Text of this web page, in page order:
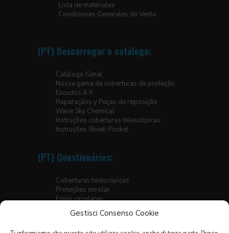
Gestisci Consenso Cookie
Lista de materiales
Condiciones Generales de Venta
(PT) Descarregar o catálogo:
Catálogo Geral
Nossa gama de coberturas de proteção
Escudos X-Y
Reparaçãos y Peças de reposição
Wave Sky Chemical
Instruções coberturas telescópicas
Instruções Sheet-Pocket
(PT) Questionários:
Coberturas telescópicas
Proteções enrolar
Foles circulares
Foles para plataformas elevatórias
Foles planos termossoldados